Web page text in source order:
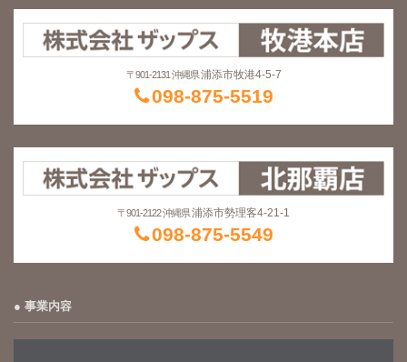
〒901-2131 沖縄県 浦添市牧港4-5-7
098-875-5519
〒901-2122 沖縄県浦添市勢理客4-21-1
098-875-5549
事業内容